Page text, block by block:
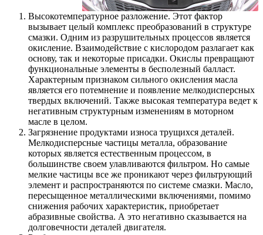
Высокотемпературное разложение. Этот фактор
вызывает целый комплекс преобразований в структуре
смазки. Одним из разрушительных процессов является
окисление. Взаимодействие с кислородом разлагает как
основу, так и некоторые присадки. Окислы превращают
функциональные элементы в бесполезный балласт.
Характерным признаком сильного окисления масла
является его потемнение и появление мелкодисперсных
твердых включений. Также высокая температура ведет к
негативным структурным изменениям в моторном
масле в целом.
Загрязнение продуктами износа трущихся деталей.
Мелкодисперсные частицы металла, образование
которых является естественным процессом, в
большинстве своем улавливаются фильтром. Но самые
мелкие частицы все же проникают через фильтрующий
элемент и распространяются по системе смазки. Масло,
пересыщенное металлическими включениями, помимо
снижения рабочих характеристик, приобретает
абразивные свойства. А это негативно сказывается на
долговечности деталей двигателя.